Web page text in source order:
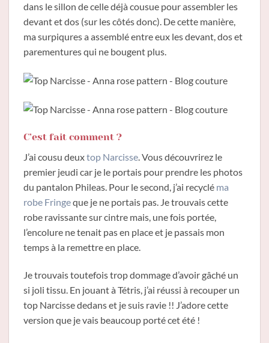
dans le sillon de celle déjà cousue pour assembler les
devant et dos (sur les côtés donc). De cette manière,
ma surpiqures a assemblé entre eux les devant, dos et
parementures qui ne bougent plus.
C’est fait comment ?
J’ai cousu deuxtop Narcisse. Vous découvrirez le
premier jeudi car je le portais pour prendre les photos
du pantalon Phileas. Pour le second, j’ai recyclé ma
robe Fringeque je ne portais pas. Je trouvais cette
robe ravissante sur cintre mais, une fois portée,
l’encolure ne tenait pas en place et je passais mon
temps à la remettre en place.
Je trouvais toutefois trop dommage d’avoir gâché un
si joli tissu. En jouant à Tétris, j’ai réussi à recouper un
top Narcisse dedans et je suis ravie !! J’adore cette
version que je vais beaucoup porté cet été !